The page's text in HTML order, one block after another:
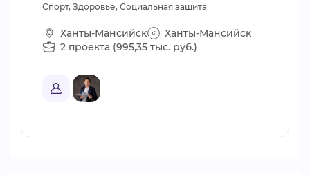
Спорт, Здоровье, Социальная защита
Ханты-Мансийск
Ханты-Мансийск
2 проекта (995,35 тыс. руб.)